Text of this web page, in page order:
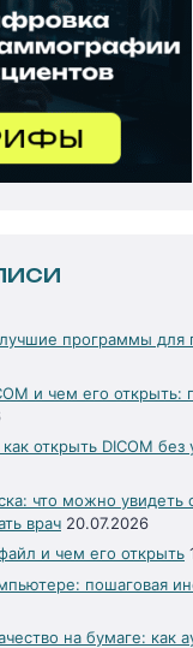
программы для
и чем его открыть:
открыть DICOM без
что можно увидеть
врач 20.07.2026
файл и чем его открыть
пошаговая
на бумаге: как